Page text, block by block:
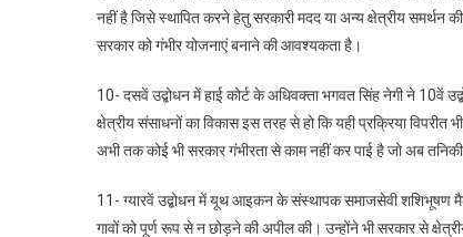
नहीं है जिसे स्थापित करने हेतु सरकारी मदद या अन्य क्षेत्रीय समर्थन
सरकार को गंभीर योजनाएं बनाने की आवश्यकता है।
10- दसवें उद्बोधन में हाई कोर्ट के अधिवक्ता भगवत सिंह नेगी ने 10वें
क्षेत्रीय संसाधनों का विकास इस तरह से हो कि यही प्रक्रिया विपरीत
अभी तक कोई भी सरकार गंभीरता से काम नहीं कर पाई है जो अब
11- ग्यारवें उद्बोधन में यूथ आइकन के संस्थापक समाजसेवी शशिभूषण
गावों को पूर्ण रूप से न छोड़ने की अपील की। उन्होंने भी सरकार से